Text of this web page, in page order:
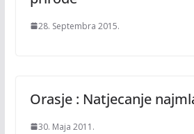
28. Septembra 2015.
Orasje : Natjecanje
30. Maja 2011.